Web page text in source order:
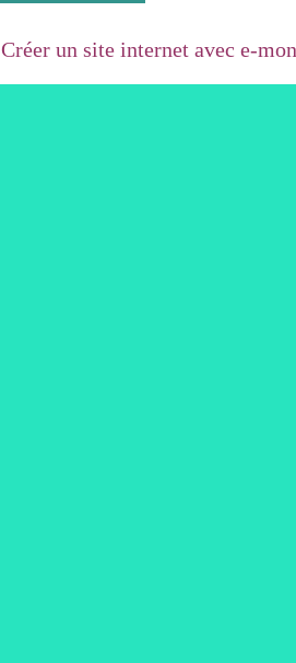
Créer un site internet avec e-